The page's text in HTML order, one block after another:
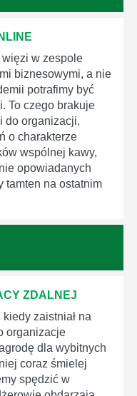
więzi w zespole
biznesowymi, a nie
potrafimy być
To czego brakuje
do organizacji,
o charakterze
wspólnej kawy,
opowiadanych
tamten na ostatnim
ZDALNEJ
zaistniał na
organizacje
dla wybitnych
coraz śmielej
spędzić w